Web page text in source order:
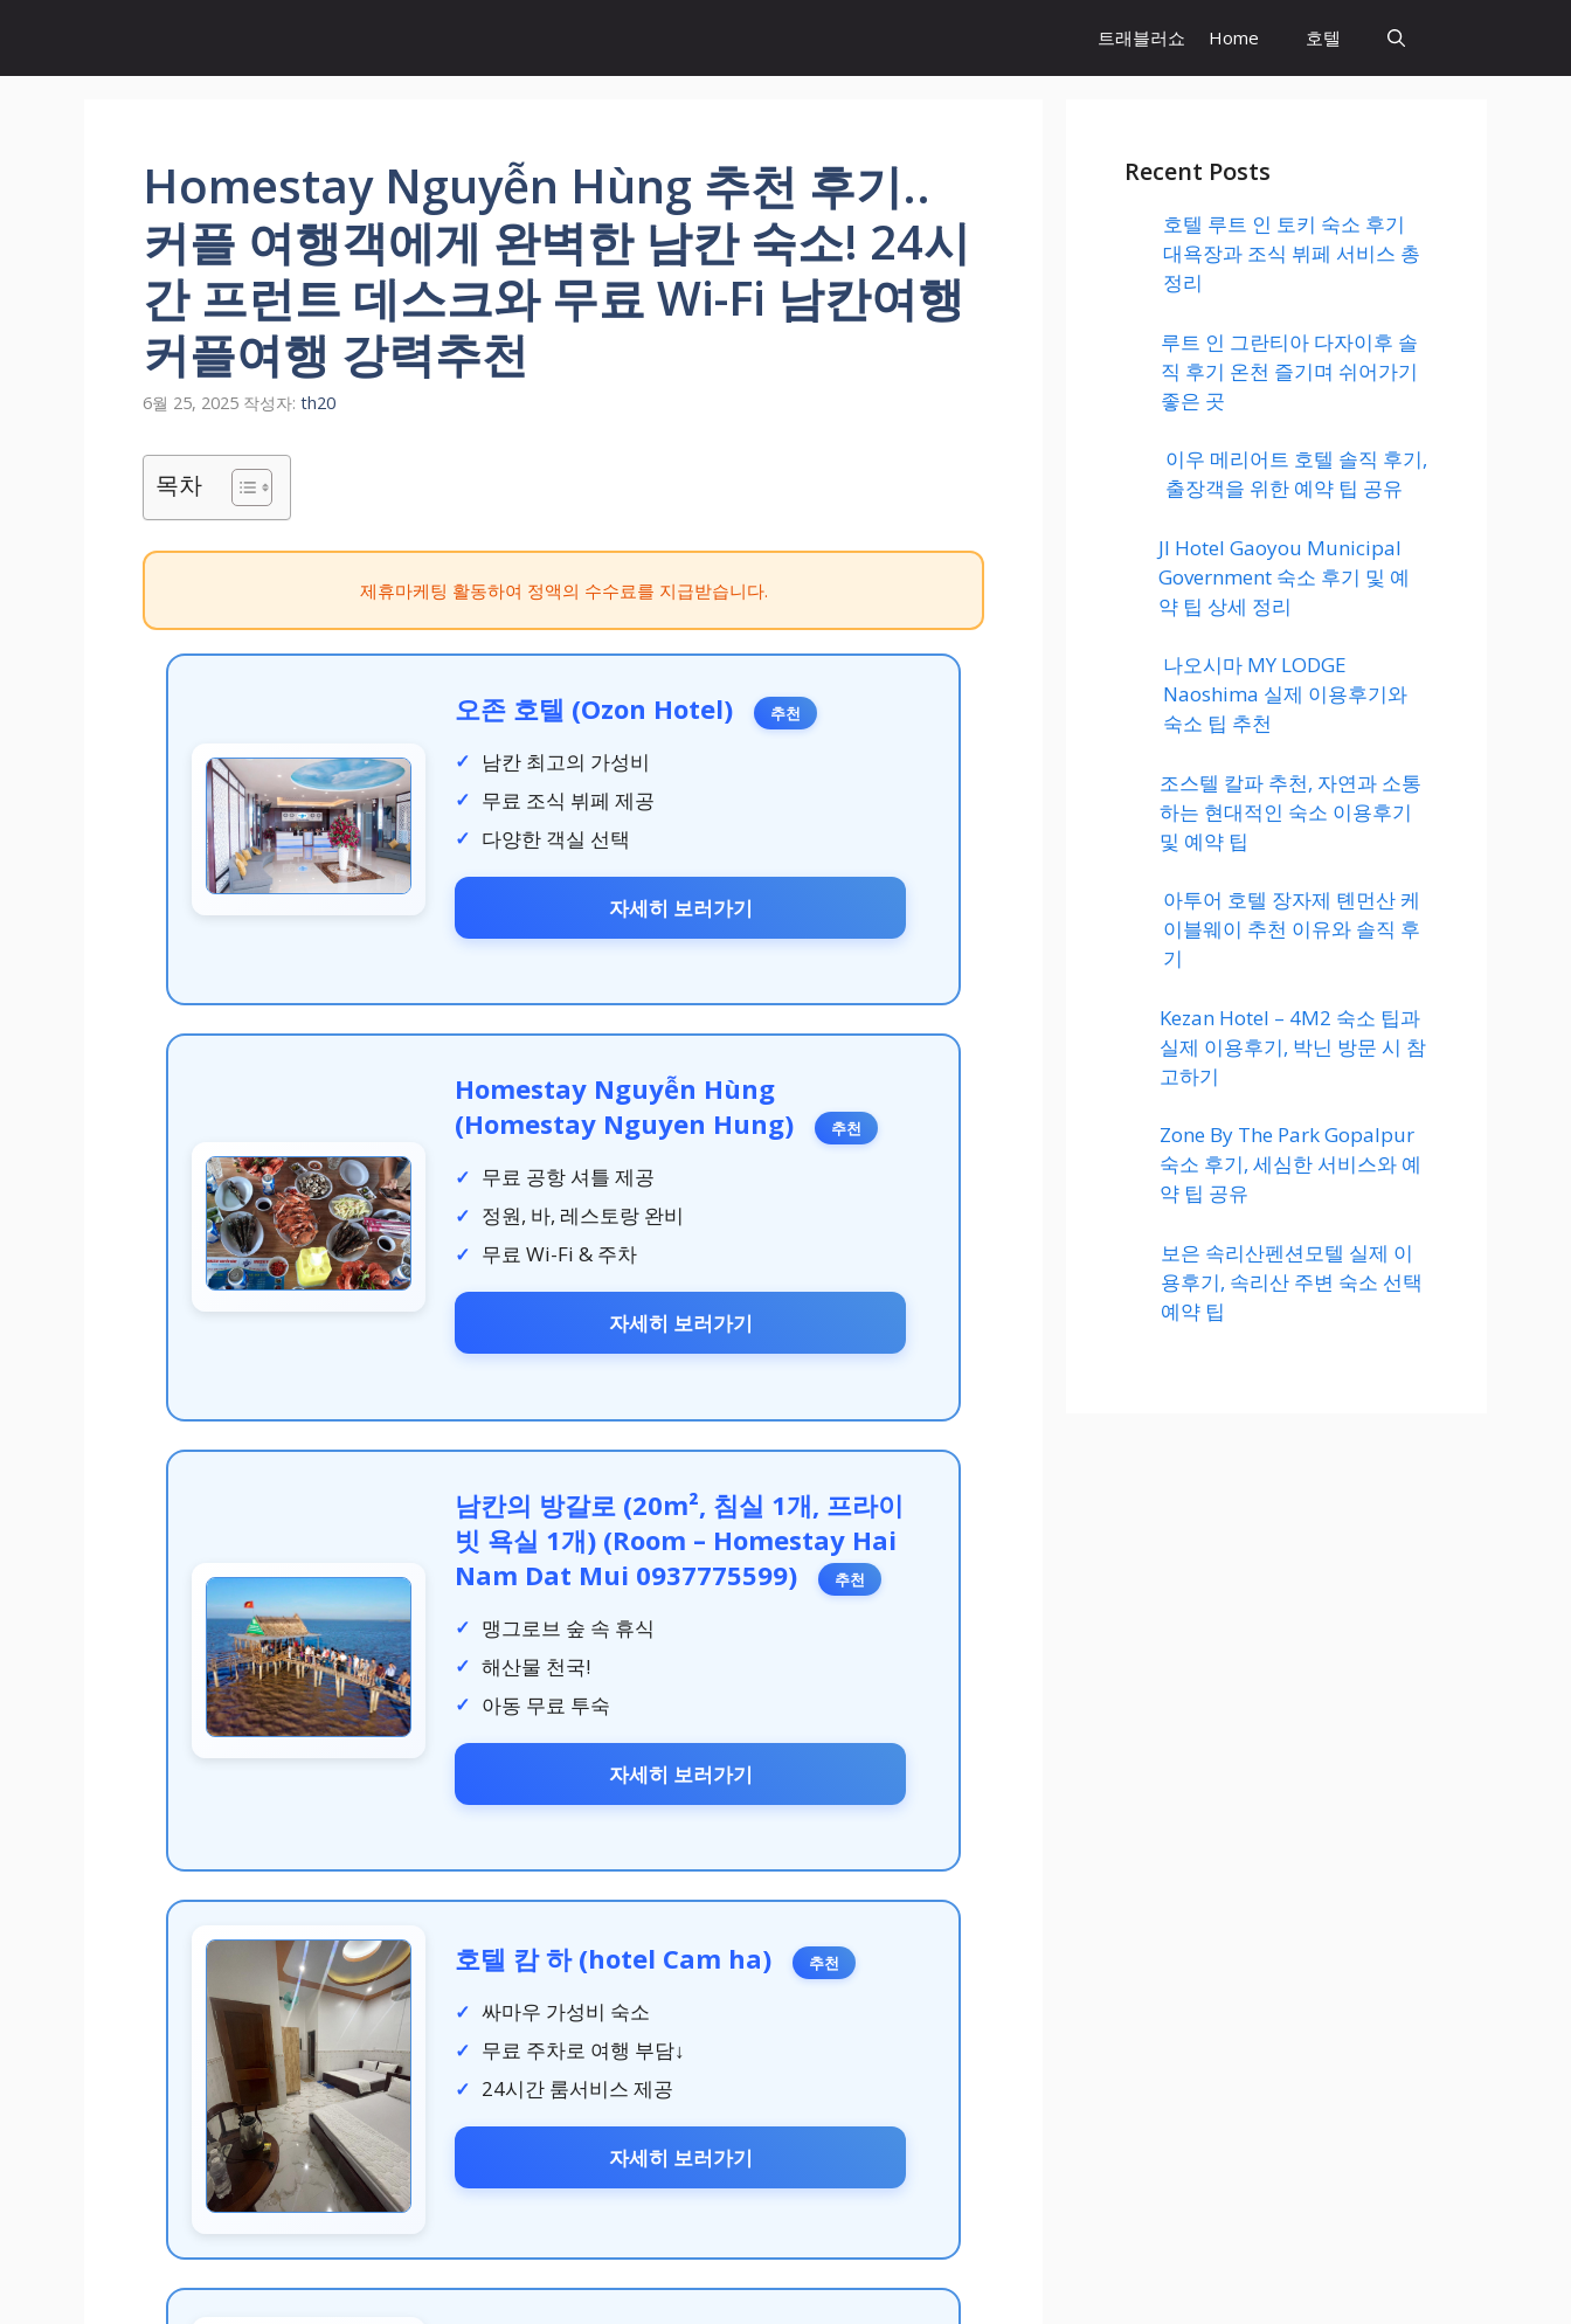
츠
트래블러쇼 Home 호텔
Homestay Nguyễn Hùng 추천 후기..
커플 여행객에게 완벽한 남칸 숙소! 24시
간 프런트 데스크와 무료 Wi-Fi 남칸여행
커플여행 강력추천
6월 25, 2025 작성자: th20
목차
제휴마케팅 활동하여 정액의 수수료를 지급받습니다.
오존 호텔 (Ozon Hotel) 추천
남칸 최고의 가성비
무료 조식 뷔페 제공
다양한 객실 선택
자세히 보러가기
Homestay Nguyễn Hùng
(Homestay Nguyen Hung)
추천
무료 공항 셔틀 제공
정원, 바, 레스토랑 완비
무료 Wi-Fi & 주차
자세히 보러가기
남칸의 방갈로 (20m², 침실 1개, 프라이
빗 욕실 1개) (Room – Homestay Hai
Nam Dat Mui 0937775599)
추천
맹그로브 숲 속 휴식
해산물 천국!
아동 무료 투숙
자세히 보러가기
호텔 캄 하 (hotel Cam ha) 추천
싸마우 가성비 숙소
무료 주차로 여행 부담↓
24시간 룸서비스 제공
자세히 보러가기
Recent Posts
호텔 루트 인 토키 숙소 후기
대욕장과 조식 뷔페 서비스 총
정리
루트 인 그란티아 다자이후 솔
직 후기 온천 즐기며 쉬어가기
좋은 곳
이우 메리어트 호텔 솔직 후기,
출장객을 위한 예약 팁 공유
JI Hotel Gaoyou Municipal
Government 숙소 후기 및 예
약 팁 상세 정리
나오시마 MY LODGE
Naoshima 실제 이용후기와
숙소 팁 추천
조스텔 칼파 추천, 자연과 소통
하는 현대적인 숙소 이용후기
및 예약 팁
아투어 호텔 장자제 톈먼산 케
이블웨이 추천 이유와 솔직 후
기
Kezan Hotel – 4M2 숙소 팁과
실제 이용후기, 박닌 방문 시 참
고하기
Zone By The Park Gopalpur
숙소 후기, 세심한 서비스와 예
약 팁 공유
보은 속리산펜션모텔 실제 이
용후기, 속리산 주변 숙소 선택
예약 팁